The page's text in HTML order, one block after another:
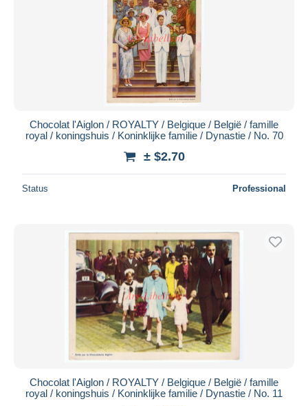
Chocolat l'Aiglon / ROYALTY / Belgique / België / famille
royal / koningshuis / Koninklijke familie / Dynastie / No. 70
± $2.70
Status Professional
Chocolat l'Aiglon / ROYALTY / Belgique / België / famille
royal / koningshuis / Koninklijke familie / Dynastie / No. 11